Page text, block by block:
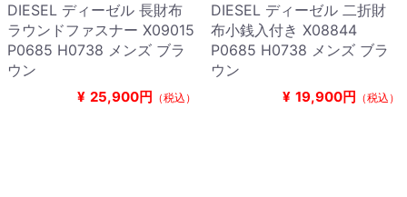
DIESEL ディーゼル 長財布
ラウンドファスナー X09015
P0685 H0738 メンズ ブラ
ウン
¥ 25,900円 （税込）
DIESEL ディーゼル 二折財
布小銭入付き X08844
P0685 H0738 メンズ ブラ
ウン
¥ 19,900円 （税込）